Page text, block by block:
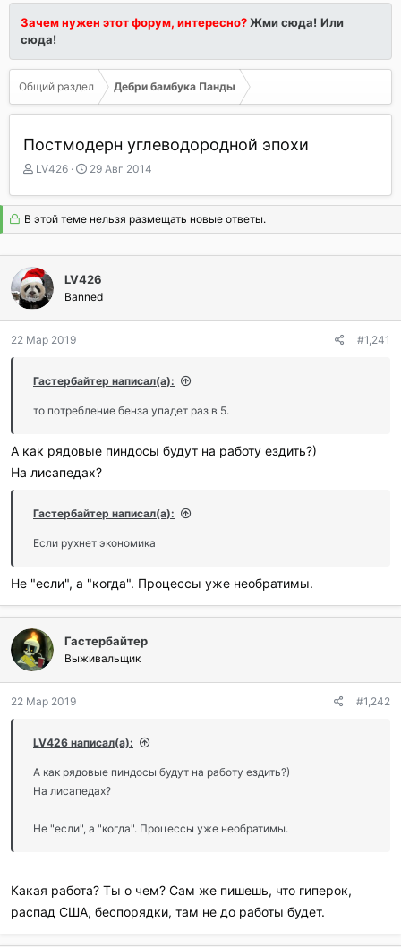
Зачем нужен этот форум, интересно?Жми сюда! Или
сюда!
Общий раздел Дебри бамбука Панды
Постмодерн углеводородной эпохи
А
т
о
р
е
м
ы
LV426
Д
т
а
н
а
л
29 Авг 2014
В этой теме нельзя размещать новые ответы.
LV426
Banned
22 Мар 2019 #1,241
Гастербайтер написал(а):
то потребление бенза упадет раз в 5.
А как рядовые пиндосы будут на работу ездить?)
На лисапедах?
Гастербайтер написал(а):
Если рухнет экономика
Не "если", а "когда". Процессы уже необратимы.
Гастербайтер
Выживальщик
22 Мар 2019 #1,242
LV426 написал(а):
А как рядовые пиндосы будут на работу ездить?)
На лисапедах?
Не "если", а "когда". Процессы уже необратимы.
Какая работа? Ты о чем? Сам же пишешь, что гиперок,
распад США, беспорядки, там не до работы будет.